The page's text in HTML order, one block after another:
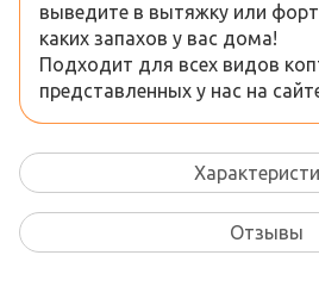
выведите в вытяжку или
каких запахов у вас дома!
Подходит для всех видов
представленных у нас на
Отзывы